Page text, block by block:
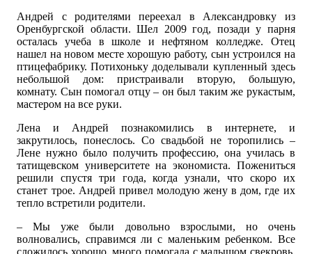
Андрей с родителями переехал в Александровку из
Оренбургской области. Шел 2009 год, позади у парня
осталась учеба в школе и нефтяном колледже. Отец
нашел на новом месте хорошую работу, сын устроился на
птицефабрику. Потихоньку доделывали купленный здесь
небольшой дом: пристраивали вторую, большую,
комнату. Сын помогал отцу – он был таким же рукастым,
мастером на все руки.
Лена и Андрей познакомились в интернете, и
закрутилось, понеслось. Со свадьбой не торопились –
Лене нужно было получить профессию, она училась в
татищевском университете на экономиста. Пожениться
решили спустя три года, когда узнали, что скоро их
станет трое. Андрей привел молодую жену в дом, где их
тепло встретили родители.
– Мы уже были довольно взрослыми, но очень
волновались, справимся ли с маленьким ребенком. Все